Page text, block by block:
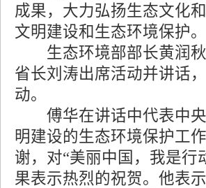
成果，大力弘扬生态文化
文明建设和生态环境保护。
生态环境部部长黄润秋
省长刘涛出席活动并讲话
动。
傅华在讲话中代表中央
明建设的生态环境保护工
谢，对“美丽中国，我是行
果表示热烈的祝贺。他表